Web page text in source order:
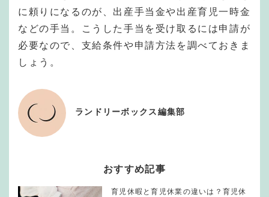
に頼りになるのが、出産手当金や出産育児一時金
などの手当。こうした手当を受け取るには申請が
必要なので、支給条件や申請方法を調べておきま
しょう。
ランドリーボックス編集部
おすすめ記事
育児休暇と育児休業の違いは？育児休